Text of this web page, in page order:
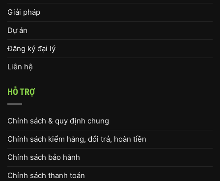
Giải pháp
Dự án
Đăng ký đại lý
Liên hệ
HỖ TRỢ
Chính sách & quy định chung
Chính sách kiểm hàng, đổi trả, hoàn tiền
Chính sách bảo hành
Chính sách thanh toán